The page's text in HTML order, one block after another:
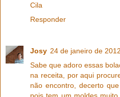
Cila
Responder
Josy 24 de janeiro de
Sabe que adoro essas
na receita, por aqui
não encontro, decerto
pois tem um moldes